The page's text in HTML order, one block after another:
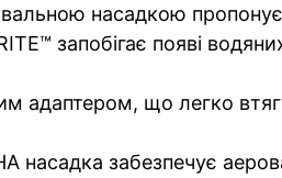
насадкою
запобігає появі
адаптером, що легко
забезпечує